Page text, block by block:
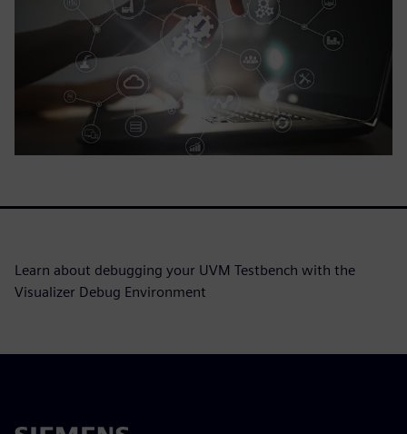
Learn about debugging your UVM Testbench with the
Visualizer Debug Environment